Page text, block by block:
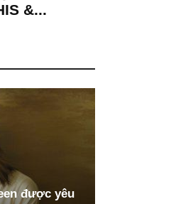
&...
được yêu